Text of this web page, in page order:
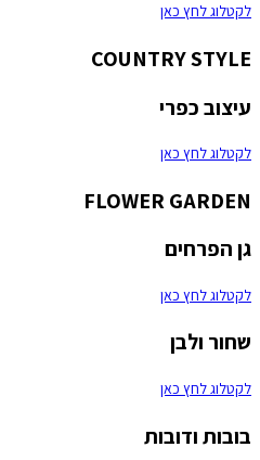
לקטלוג לחץ כאן
COUNTRY STYLE
עיצוב כפרי
לקטלוג לחץ כאן
FLOWER GARDEN
גן הפרחים
לקטלוג לחץ כאן
שחור ולבן
לקטלוג לחץ כאן
בובות ודובות